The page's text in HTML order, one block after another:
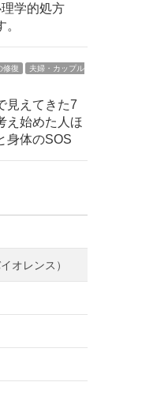
学的処方
修復
夫婦・カップル
見えてきた7
え始めた人ほ
身体のSOS
オレンス）